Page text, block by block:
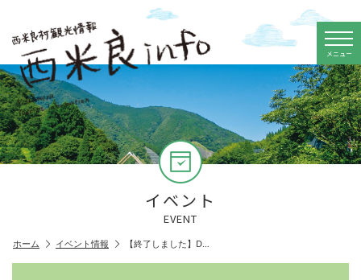
メニュー
イベント
EVENT
ホーム イベント情報 【終了しました】D…